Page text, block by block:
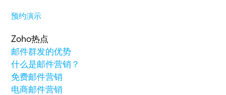
预约演示
Zoho热点
邮件群发的优势
什么是邮件营销？
免费邮件营销
电商邮件营销